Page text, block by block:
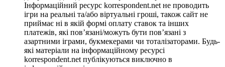
Інформаційний ресурс korrespondent.net не проводить
ігри на реальні та/або віртуальні гроші, також сайт не
приймає ні в якій формі оплату ставок та інших
платежів, які пов’язані/можуть бути пов’язані з
азартними іграми, букмекерами чи тоталізаторами. Будь-
які матеріали на інформаційному ресурсі
korrespondent.net публікуються виключно в